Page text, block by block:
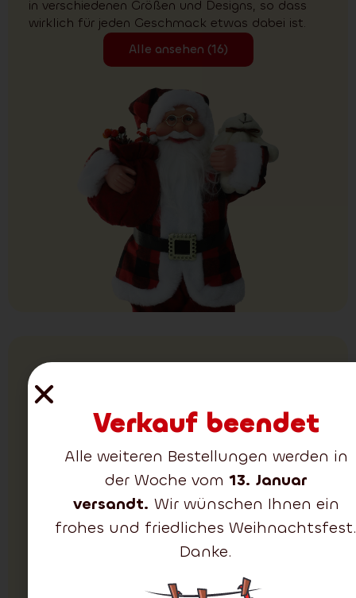
in verschiedenen Größen und Designs, so dass
wirklich für jeden Geschmack etwas dabei ist.
Alle ansehen (16)
Körbe für
Weihnachtsbäume
Der braune Korb für
zeichnet sich durch ein
elegantes Aussehen
realistisch wirkende
Zweige aus. Er passt
Verkauf beendet
Alle weiteren Bestellungen werden in
der Woche vom 13. Januar
versandt. Wir wünschen Ihnen ein
frohes und friedliches Weihnachtsfest.
Danke.